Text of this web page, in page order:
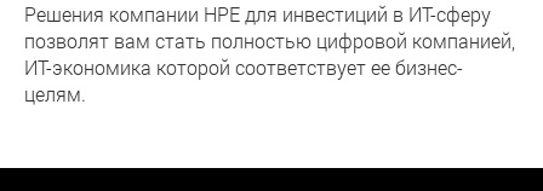
Решения компании HPE для инвестиций в ИТ-сферу
позволят вам стать полностью цифровой компанией,
ИТ-экономика которой соответствует ее бизнес-
целям.